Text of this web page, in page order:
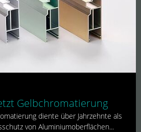
Gelbchromatierung
diente über Jahrzehnte als
von Aluminiumoberflächen...